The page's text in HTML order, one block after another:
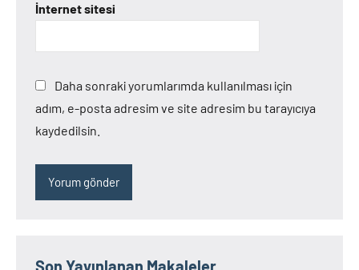
İnternet sitesi
Daha sonraki yorumlarımda kullanılması için
adım, e-posta adresim ve site adresim bu tarayıcıya
kaydedilsin.
Son Yayınlanan Makaleler